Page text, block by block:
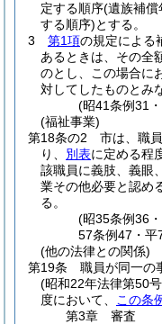
定する順序(遺族補償
する順序)とする。
3
第1項の規定による
あるときは、その全
のとし、この場合に
対してしたものとみ
(昭41条例31
(福祉事業)
第18条の2
市は、職
り、 別表に定める程
該職員に義肢、義眼
業その他必要と認め
る。
(昭35条例36
57条例47・平
(他の法律との関係)
第19条
職員が同一の
(昭和22年法律第50
度において、
この条
第3章
審査